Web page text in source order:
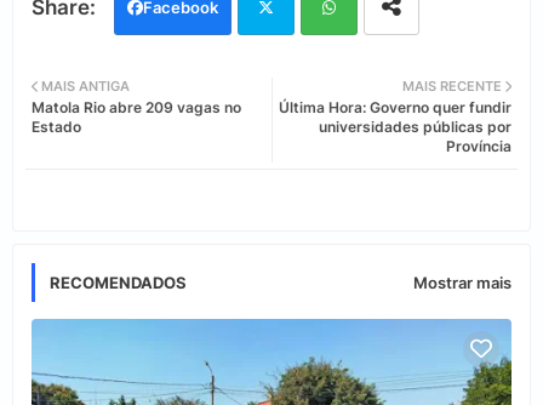
Facebook
tter ats
MAIS RECENTE
Última Hora: Governo quer fundir
universidades públicas por
Província
MAIS ANTIGA
Matola Rio abre 209 vagas no
Estado
RECOMENDADOS Mostrar mais